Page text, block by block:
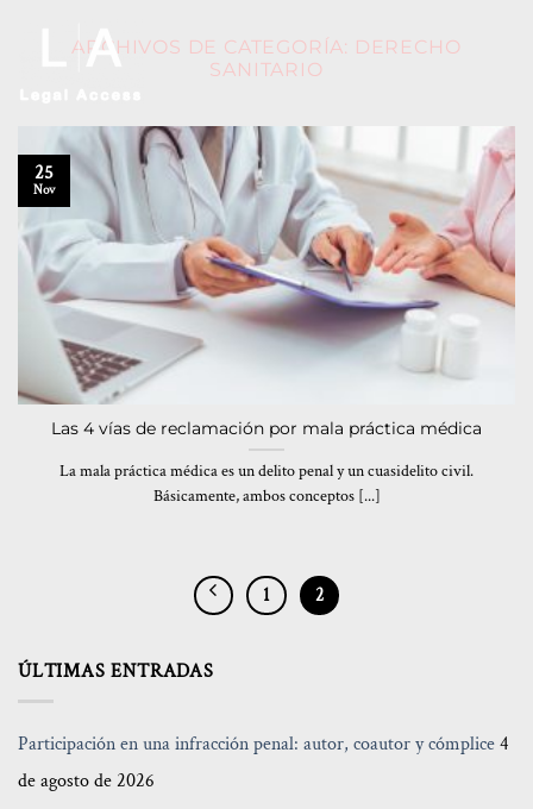
ARCHIVOS DE CATEGORÍA: DERECHO
SANITARIO
ÚLTIMAS ENTRADAS
Participación en una infracción penal: autor, coautor y cómplice4
de agosto de 2026
Las 4 vías de reclamación por mala práctica médica
La mala práctica médica es un delito penal y un cuasidelito civil.
Básicamente, ambos conceptos [...]
25
Nov
1 2